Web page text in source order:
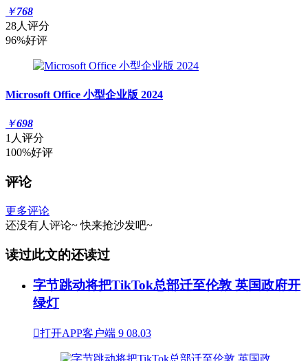
￥768
28人评分
96%好评
Microsoft Office 小型企业版 2024
￥698
1人评分
100%好评
评论
更多评论
还没有人评论~ 快来抢沙发吧~
读过此文的还读过
字节跳动将把TikTok总部迁至伦敦 英国政府开
绿灯
打开APP客户端 9 08.03